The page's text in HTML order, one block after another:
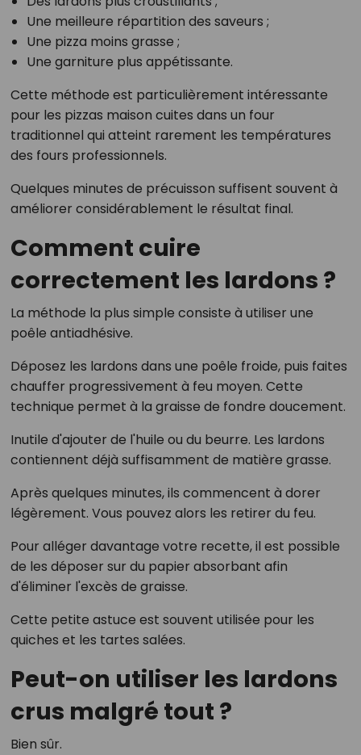
Une meilleure répartition des saveurs ;
Une pizza moins grasse ;
Une garniture plus appétissante.
Cette méthode est particulièrement intéressante
pour les pizzas maison cuites dans un four
traditionnel qui atteint rarement les températures
des fours professionnels.
Quelques minutes de précuisson suffisent souvent à
améliorer considérablement le résultat final.
Comment cuire
correctement les lardons ?
La méthode la plus simple consiste à utiliser une
poêle antiadhésive.
Déposez les lardons dans une poêle froide, puis faites
chauffer progressivement à feu moyen. Cette
technique permet à la graisse de fondre doucement.
Inutile d'ajouter de l'huile ou du beurre. Les lardons
contiennent déjà suffisamment de matière grasse.
Après quelques minutes, ils commencent à dorer
légèrement. Vous pouvez alors les retirer du feu.
Pour alléger davantage votre recette, il est possible
de les déposer sur du papier absorbant afin
d'éliminer l'excès de graisse.
Cette petite astuce est souvent utilisée pour les
quiches et les tartes salées.
Peut-on utiliser les lardons
crus malgré tout ?
Bien sûr.